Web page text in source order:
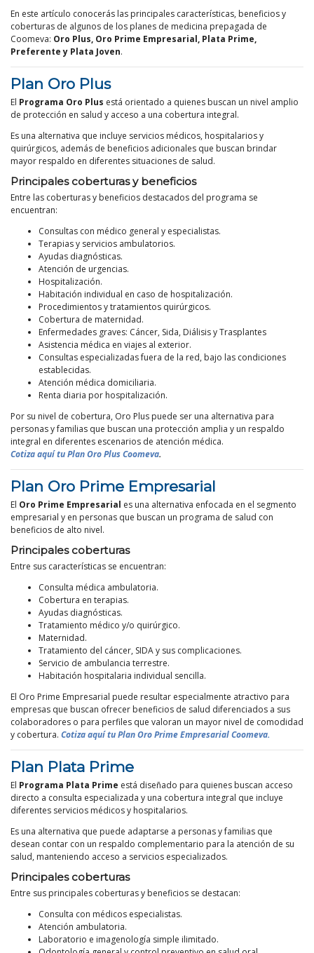
En este artículo conocerás las principales características, beneficios y
coberturas de algunos de los planes de medicina prepagada de
Coomeva: Oro Plus, Oro Prime Empresarial, Plata Prime,
Preferente y Plata Joven.
Plan Oro Plus
El Programa Oro Plus está orientado a quienes buscan un nivel amplio
de protección en salud y acceso a una cobertura integral.
Es una alternativa que incluye servicios médicos, hospitalarios y
quirúrgicos, además de beneficios adicionales que buscan brindar
mayor respaldo en diferentes situaciones de salud.
Principales coberturas y beneficios
Entre las coberturas y beneficios destacados del programa se
encuentran:
Consultas con médico general y especialistas.
Terapias y servicios ambulatorios.
Ayudas diagnósticas.
Atención de urgencias.
Hospitalización.
Habitación individual en caso de hospitalización.
Procedimientos y tratamientos quirúrgicos.
Cobertura de maternidad.
Enfermedades graves: Cáncer, Sida, Diálisis y Trasplantes
Asistencia médica en viajes al exterior.
Consultas especializadas fuera de la red, bajo las condiciones
establecidas.
Atención médica domiciliaria.
Renta diaria por hospitalización.
Por su nivel de cobertura, Oro Plus puede ser una alternativa para
personas y familias que buscan una protección amplia y un respaldo
integral en diferentes escenarios de atención médica.
Cotiza aquí tu Plan Oro Plus Coomeva.
Plan Oro Prime Empresarial
El Oro Prime Empresarial es una alternativa enfocada en el segmento
empresarial y en personas que buscan un programa de salud con
beneficios de alto nivel.
Principales coberturas
Entre sus características se encuentran:
Consulta médica ambulatoria.
Cobertura en terapias.
Ayudas diagnósticas.
Tratamiento médico y/o quirúrgico.
Maternidad.
Tratamiento del cáncer, SIDA y sus complicaciones.
Servicio de ambulancia terrestre.
Habitación hospitalaria individual sencilla.
El Oro Prime Empresarial puede resultar especialmente atractivo para
empresas que buscan ofrecer beneficios de salud diferenciados a sus
colaboradores o para perfiles que valoran un mayor nivel de comodidad
y cobertura. Cotiza aquí tu Plan Oro Prime Empresarial Coomeva.
Plan Plata Prime
El Programa Plata Prime está diseñado para quienes buscan acceso
directo a consulta especializada y una cobertura integral que incluye
diferentes servicios médicos y hospitalarios.
Es una alternativa que puede adaptarse a personas y familias que
desean contar con un respaldo complementario para la atención de su
salud, manteniendo acceso a servicios especializados.
Principales coberturas
Entre sus principales coberturas y beneficios se destacan:
Consulta con médicos especialistas.
Atención ambulatoria.
Laboratorio e imagenología simple ilimitado.